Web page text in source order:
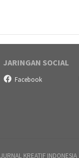
JARINGAN SOCIAL
Facebook
KREATIF INDONESIA